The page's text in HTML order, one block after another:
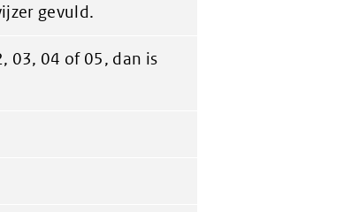
gevuld.
03, 04 of 05, dan is